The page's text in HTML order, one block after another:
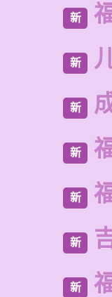
新
新
新
新
新
新
新